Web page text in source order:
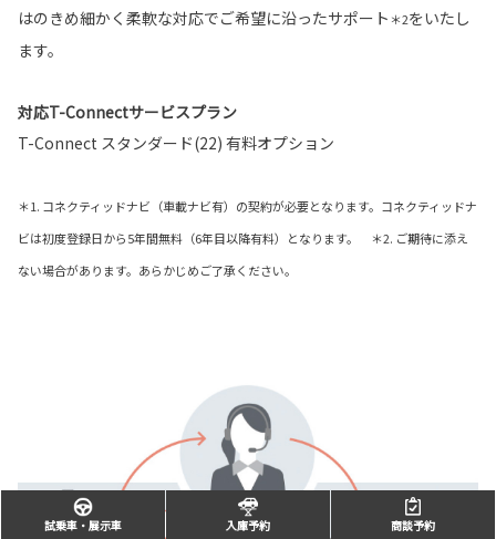
はのきめ細かく柔軟な対応でご希望に沿ったサポート ＊2をいたし
ます。
対応T-Connectサービスプラン
T-Connect スタンダード(22) 有料オプション
＊1. コネクティッドナビ（車載ナビ有）の契約が必要となります。コネクティッドナ
ビは初度登録日から5年間無料（6年目以降有料）となります。 ＊2. ご期待に添え
ない場合があります。あらかじめご了承ください。
試乗車・展示車 入庫予約 商談予約